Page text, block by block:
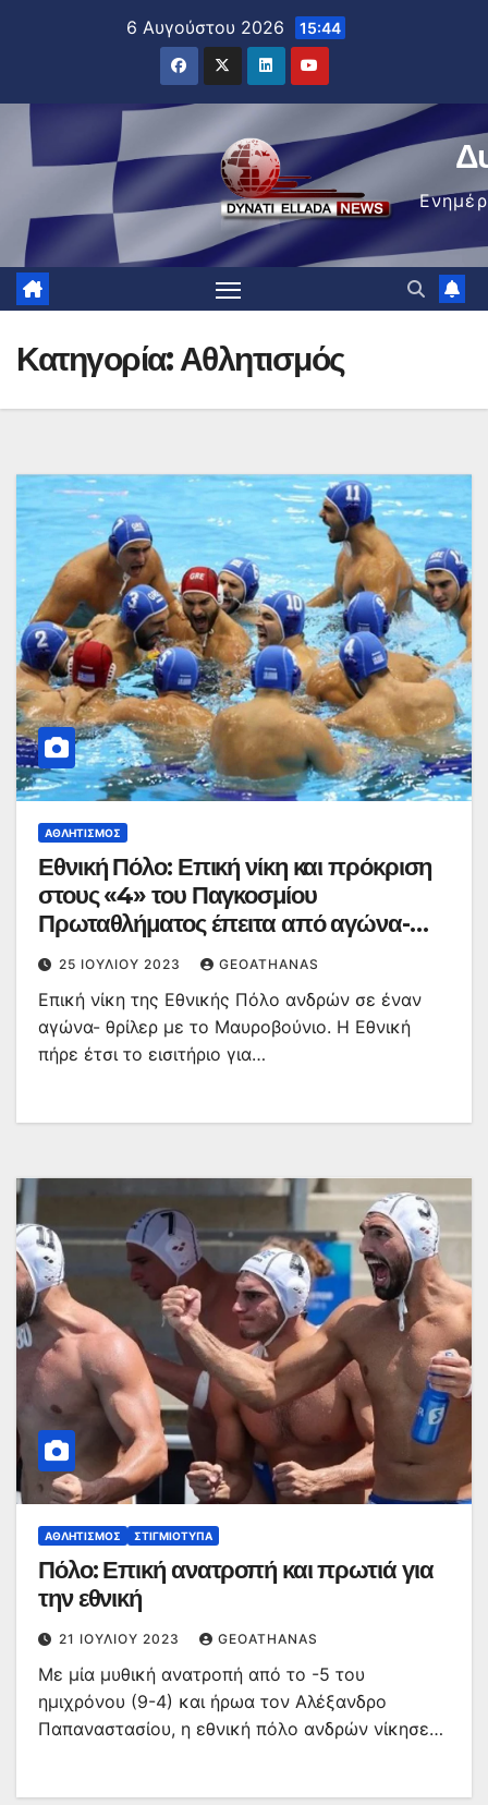
6 Αυγούστου 2026 15:44
Κατηγορία:Αθλητισμός
ΑΘΛΗΤΙΣΜΌΣ
Εθνική Πόλο: Επική νίκη και πρόκριση
στους «4» του Παγκοσμίου
Πρωταθλήματος έπειτα από αγώνα-
θρίλερ
25 ΙΟΥΛΊΟΥ 2023 GEOATHANAS
Επική νίκη της Εθνικής Πόλο ανδρών σε έναν
αγώνα- θρίλερ με το Μαυροβούνιο. Η Εθνική
πήρε έτσι το εισιτήριο για…
ΑΘΛΗΤΙΣΜΌΣ ΣΤΙΓΜΙΌΤΥΠΑ
Πόλο: Επική ανατροπή και πρωτιά για
την εθνική
21 ΙΟΥΛΊΟΥ 2023 GEOATHANAS
Με μία μυθική ανατροπή από το -5 του
ημιχρόνου (9-4) και ήρωα τον Αλέξανδρο
Παπαναστασίου, η εθνική πόλο ανδρών νίκησε…